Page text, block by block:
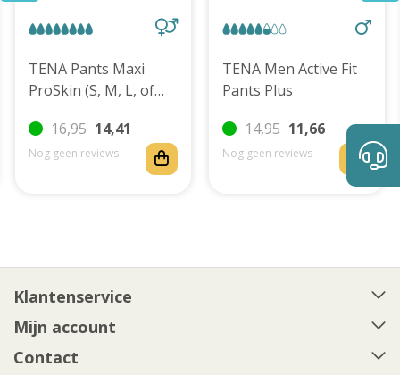
TENA Pants Maxi
ProSkin (S, M, L, of
16,95 14,41
Nog geen reviews
TENA Men Active Fit
Pants Plus
14,95 11,66
Nog geen reviews
Klantenservice
Mijn account
Contact